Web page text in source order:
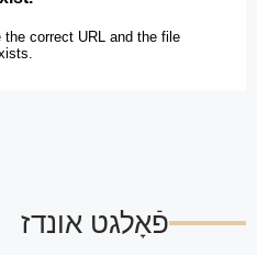
פֿאָלגט אונדז